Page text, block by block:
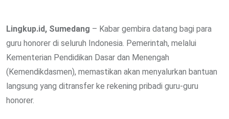
Lingkup.id, Sumedang – Kabar gembira datang bagi para
guru honorer di seluruh Indonesia. Pemerintah, melalui
Kementerian Pendidikan Dasar dan Menengah
(Kemendikdasmen), memastikan akan menyalurkan bantuan
langsung yang ditransfer ke rekening pribadi guru-guru
honorer.